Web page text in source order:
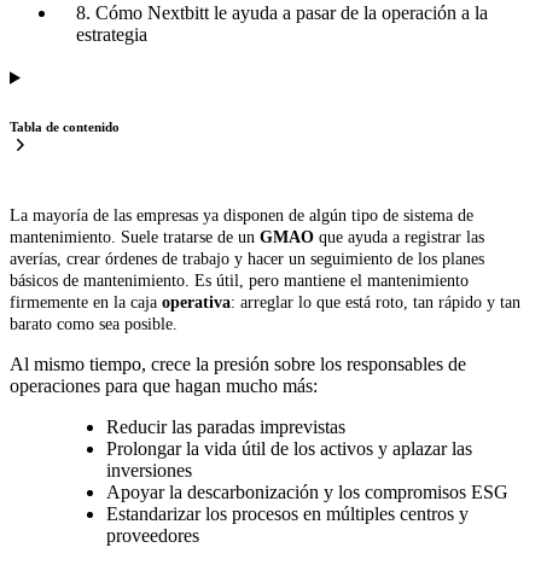
8. Cómo Nextbitt le ayuda a pasar de la operación a la
estrategia
Tabla de contenido
La mayoría de las empresas ya disponen de algún tipo de sistema de
mantenimiento. Suele tratarse de un GMAO que ayuda a registrar las
averías, crear órdenes de trabajo y hacer un seguimiento de los planes
básicos de mantenimiento. Es útil, pero mantiene el mantenimiento
firmemente en la caja operativa: arreglar lo que está roto, tan rápido y tan
barato como sea posible.
Al mismo tiempo, crece la presión sobre los responsables de
operaciones para que hagan mucho más:
Reducir las paradas imprevistas
Prolongar la vida útil de los activos y aplazar las
inversiones
Apoyar la descarbonización y los compromisos ESG
Estandarizar los procesos en múltiples centros y
proveedores